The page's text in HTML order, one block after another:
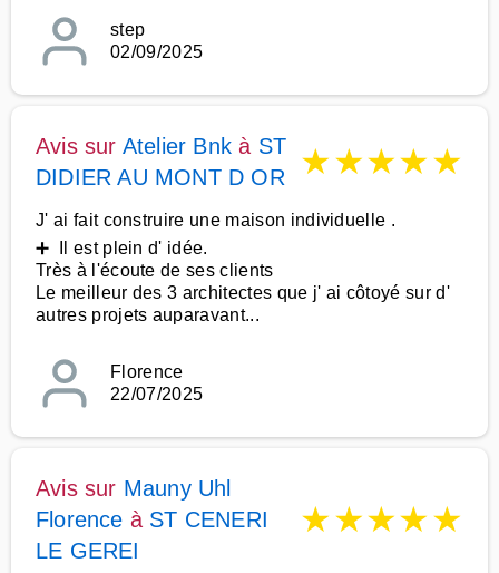
step
02/09/2025
Avis sur Atelier Bnk à ST
DIDIER AU MONT D OR
★★★★★
J' ai fait construire une maison individuelle .
➕ Il est plein d' idée.
Très à l'écoute de ses clients
Le meilleur des 3 architectes que j' ai côtoyé sur d'
autres projets auparavant...
Florence
22/07/2025
Avis sur Mauny Uhl
Florence à ST CENERI
LE GEREI
★★★★★